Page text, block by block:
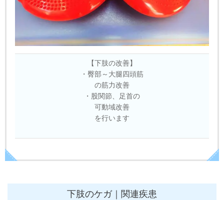
【下肢の改善】
・臀部～大腿四頭筋
の筋力改善
・股関節、足首の
可動域改善
を行います
下肢のケガ｜関連疾患